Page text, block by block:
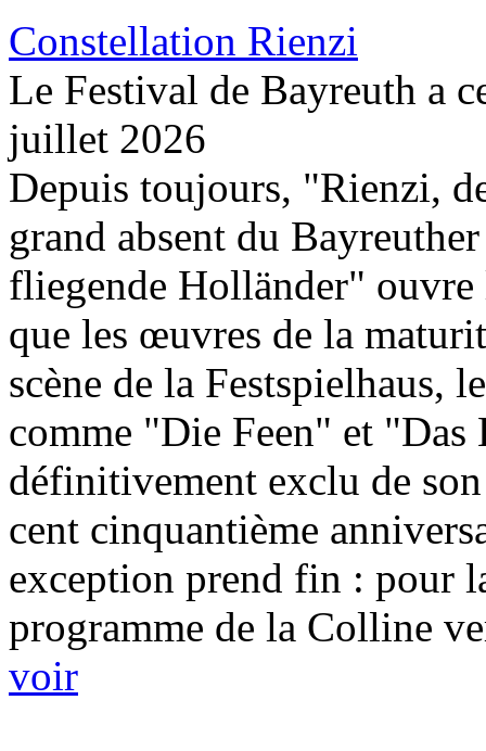
Constellation Rienzi
Le Festival de Bayreuth a
juillet 2026
Depuis toujours, "Rienzi,
grand absent du
fliegende Holländer"
que les œuvres de la
scène de la Festspielhaus,
comme "Die Feen" et
définitivement exclu de
cent cinquantième
exception prend fin : pour
programme de la Colline
voir